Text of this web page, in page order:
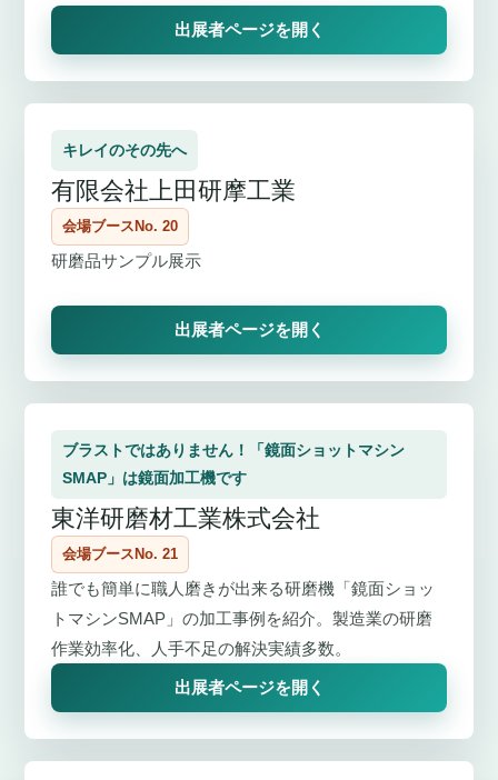
出展者ページを開く
キレイのその先へ
有限会社上田研摩工業
会場ブースNo. 20
研磨品サンプル展示
出展者ページを開く
ブラストではありません！「鏡面ショットマシン
SMAP」は鏡面加工機です
東洋研磨材工業株式会社
会場ブースNo. 21
誰でも簡単に職人磨きが出来る研磨機「鏡面ショッ
トマシンSMAP」の加工事例を紹介。製造業の研磨
作業効率化、人手不足の解決実績多数。
出展者ページを開く